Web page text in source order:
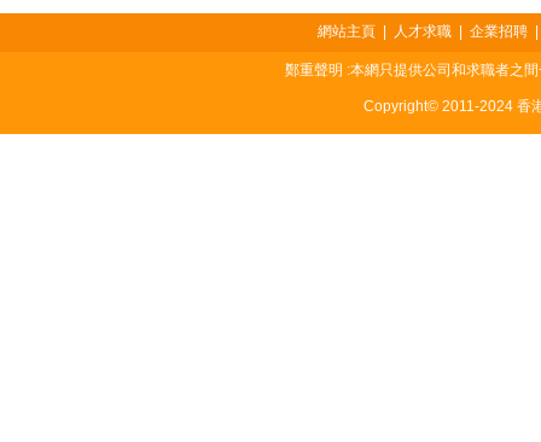
網站主頁 人才求職 企業招聘
鄭重聲明 :本網只提供公司和求職者之
Copyright© 2011-2024 香